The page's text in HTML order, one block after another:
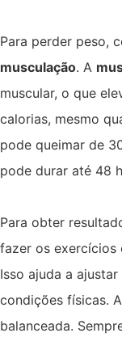
Para perder peso,
musculação. A
muscular, o que
calorias, mesmo
pode queimar de
pode durar até 48
Para obter
fazer os exercícios
Isso ajuda a
condições físicas.
balanceada.